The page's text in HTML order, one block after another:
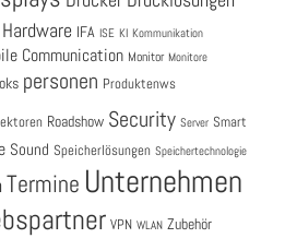
Hardware IFA ISE KI Kommunikation
Communication Monitor Monitore
personen Produktenws
Roadshow Security Server Smart
Sound Speicherlösungen Speichertechnologie
Termine Unternehmen
VPN WLAN Zubehör